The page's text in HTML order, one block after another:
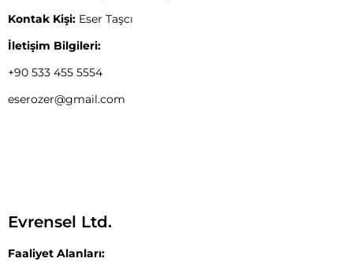
Kontak Kişi: Eser Taşcı
İletişim Bilgileri:
+90 533 455 5554
eserozer@gmail.com
Evrensel Ltd.
Faaliyet Alanları: